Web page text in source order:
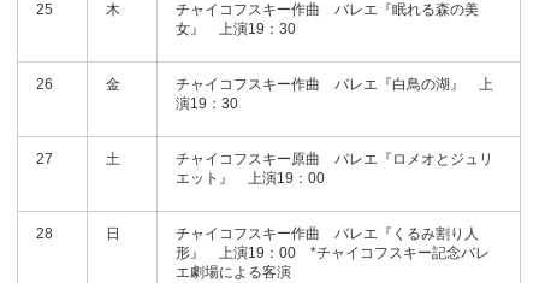
25 木
チャイコフスキー作曲 バレエ『眠れる森の美
女』 上演19：30
26 金
チャイコフスキー作曲 バレエ『白鳥の湖』 上
演19：30
27 土
チャイコフスキー原曲 バレエ『ロメオとジュリ
エット』 上演19：00
28 日
チャイコフスキー作曲 バレエ『くるみ割り人
形』 上演19：00 *チャイコフスキー記念バレ
エ劇場による客演